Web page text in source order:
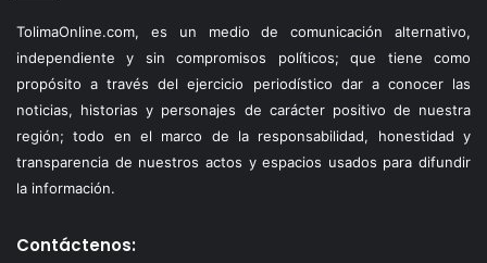
TolimaOnline.com, es un medio de comunicación alternativo,
independiente y sin compromisos políticos; que tiene como
propósito a través del ejercicio periodístico dar a conocer las
noticias, historias y personajes de carácter positivo de nuestra
región; todo en el marco de la responsabilidad, honestidad y
transparencia de nuestros actos y espacios usados para difundir
la información.
Contáctenos: